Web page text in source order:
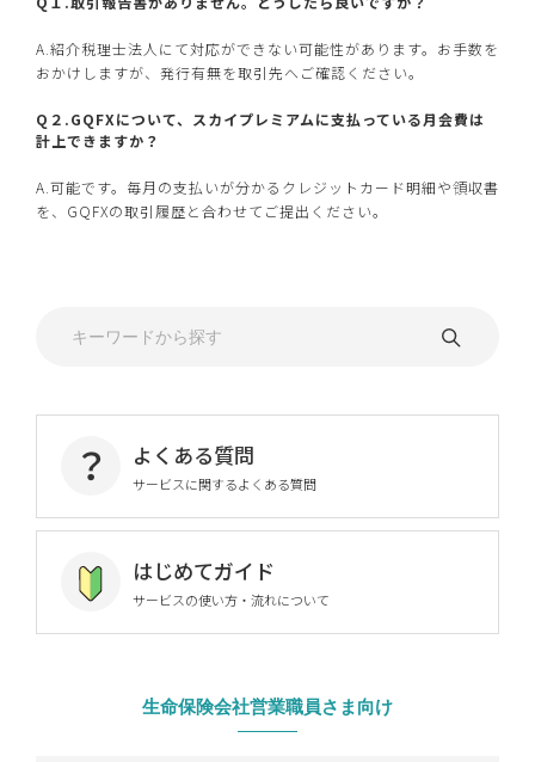
A.紹介税理士法人にて対応ができない可能性があります。お手数を
おかけしますが、発行有無を取引先へご確認ください。
Q２.GQFXについて、スカイプレミアムに支払っている月会費は
計上できますか？
A.可能です。毎月の支払いが分かるクレジットカード明細や領収書
を、GQFXの取引履歴と合わせてご提出ください。
よくある質問
サービスに関するよくある質問
はじめてガイド
サービスの使い方・流れについて
生命保険会社営業職員さま向け